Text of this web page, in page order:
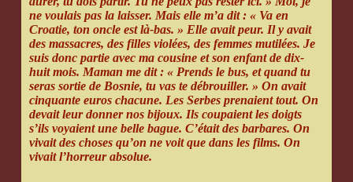
ne voulais pas la laisser. Mais elle m’a dit : « Va en
Croatie, ton oncle est là-bas. » Elle avait peur. Il y avait
des massacres, des filles violées, des femmes mutilées. Je
suis donc partie avec ma cousine et son enfant de dix-
huit mois. Maman me dit : « Prends le bus, et quand tu
seras sortie de Bosnie, tu vas te débrouiller. » On avait
cinquante euros chacune. Les Serbes prenaient tout. On
devait leur donner nos bijoux. Ils coupaient les doigts
s’ils voyaient une belle bague. C’était des barbares. On
vivait des choses qu’on ne voit que dans les films. On
vivait l’horreur absolue.